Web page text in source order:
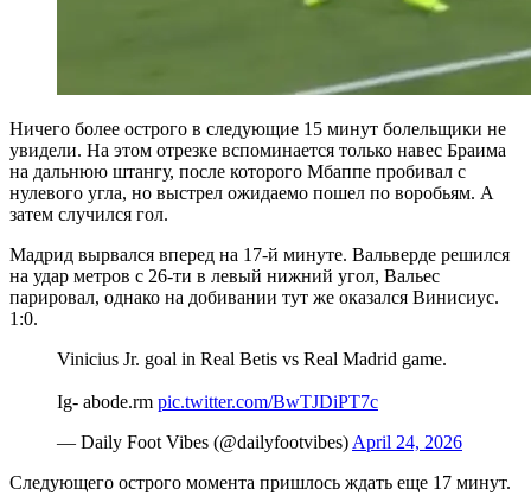
Ничего более острого в следующие 15 минут болельщики не
увидели. На этом отрезке вспоминается только навес Браима
на дальнюю штангу, после которого Мбаппе пробивал с
нулевого угла, но выстрел ожидаемо пошел по воробьям. А
затем случился гол.
Мадрид вырвался вперед на 17-й минуте. Вальверде решился
на удар метров с 26-ти в левый нижний угол, Вальес
парировал, однако на добивании тут же оказался Винисиус.
1:0.
Vinicius Jr. goal in Real Betis vs Real Madrid game.
Ig- abode.rm pic.twitter.com/BwTJDiPT7c
— Daily Foot Vibes (@dailyfootvibes) April 24, 2026
Следующего острого момента пришлось ждать еще 17 минут.